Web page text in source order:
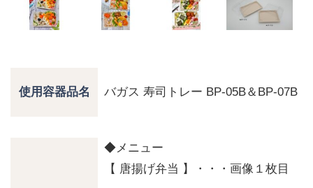
使用容器品名 バガス 寿司トレー BP-05B＆BP-07B
◆メニュー
【 唐揚げ弁当 】・・・画像１枚目